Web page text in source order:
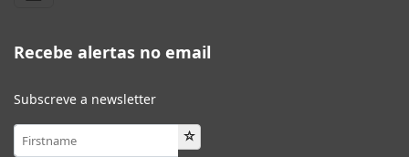
Recebe alertas no email
Subscreve a newsletter